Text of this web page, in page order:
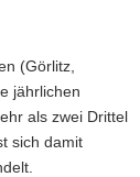
(Görlitz,
jährlichen
als zwei Drittel
sich damit